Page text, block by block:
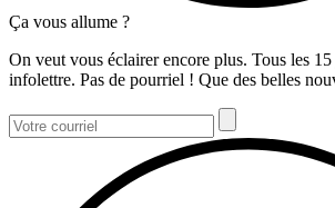
Ça vous allume ?
On veut vous éclairer encore plus. Tous les
infolettre. Pas de pourriel ! Que des belles